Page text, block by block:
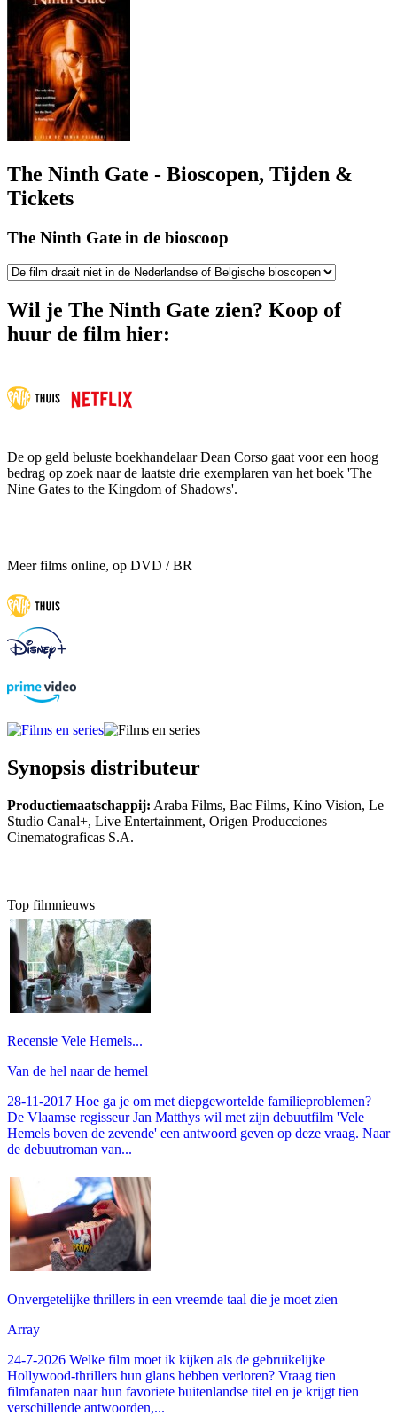
The Ninth Gate - Bioscopen, Tijden &
Tickets
The Ninth Gate in de bioscoop
Wil je The Ninth Gate zien? Koop of
huur de film hier:
De op geld beluste boekhandelaar Dean Corso gaat voor een hoog
bedrag op zoek naar de laatste drie exemplaren van het boek 'The
Nine Gates to the Kingdom of Shadows'.
Meer films online, op DVD / BR
Synopsis distributeur
Productiemaatschappij: Araba Films, Bac Films, Kino Vision, Le
Studio Canal+, Live Entertainment, Origen Producciones
Cinematograficas S.A.
Top filmnieuws
Recensie Vele Hemels...
Van de hel naar de hemel
28-11-2017 Hoe ga je om met diepgewortelde familieproblemen?
De Vlaamse regisseur Jan Matthys wil met zijn debuutfilm 'Vele
Hemels boven de zevende' een antwoord geven op deze vraag. Naar
de debuutroman van...
Onvergetelijke thrillers in een vreemde taal die je moet zien
Array
24-7-2026 Welke film moet ik kijken als de gebruikelijke
Hollywood-thrillers hun glans hebben verloren? Vraag tien
filmfanaten naar hun favoriete buitenlandse titel en je krijgt tien
verschillende antwoorden,...